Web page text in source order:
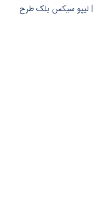
NUTREX Lipo6 black new design – 60 caps | لیپو سیکس بلک طرح